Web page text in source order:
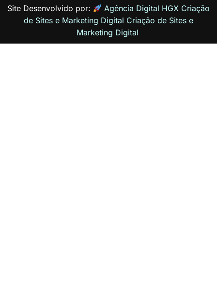
Site Desenvolvido por:
Agência Digital HGX Criação
de Sites e Marketing Digital Criação de Sites e
Marketing Digital